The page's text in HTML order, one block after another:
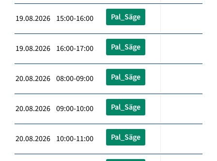
19.08.2026 15:00-16:00 Pal_Säge
19.08.2026 16:00-17:00 Pal_Säge
20.08.2026 08:00-09:00 Pal_Säge
20.08.2026 09:00-10:00 Pal_Säge
20.08.2026 10:00-11:00 Pal_Säge